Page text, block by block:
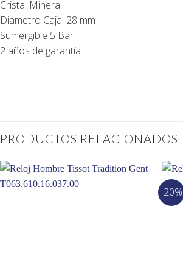
Cristal Mineral
Diametro Caja: 28 mm
Sumergible 5 Bar
2 años de garantía
PRODUCTOS RELACIONADOS
-20%